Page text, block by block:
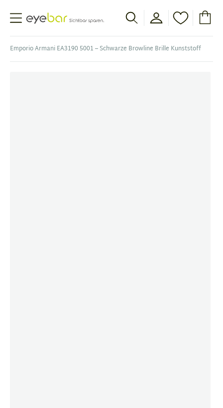
Abele Optic
Emporio Armani EA3190 5001 – Schwarze Browline Brille Kunststoff